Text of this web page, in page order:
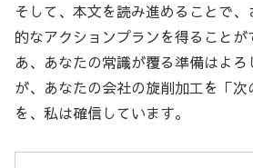
そして、本文を読み進めることで
的なアクションプランを得ること
あ、あなたの常識が覆る準備はよ
が、あなたの会社の旋削加工を「次
を、私は確信しています。